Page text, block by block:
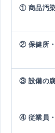
① 商品汚
② 保健所
③ 設備の
④ 従業員